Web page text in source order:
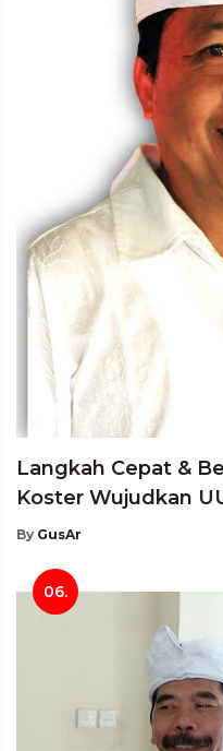
Langkah Cepat &
Koster Wujudkan
By GusAr
06.